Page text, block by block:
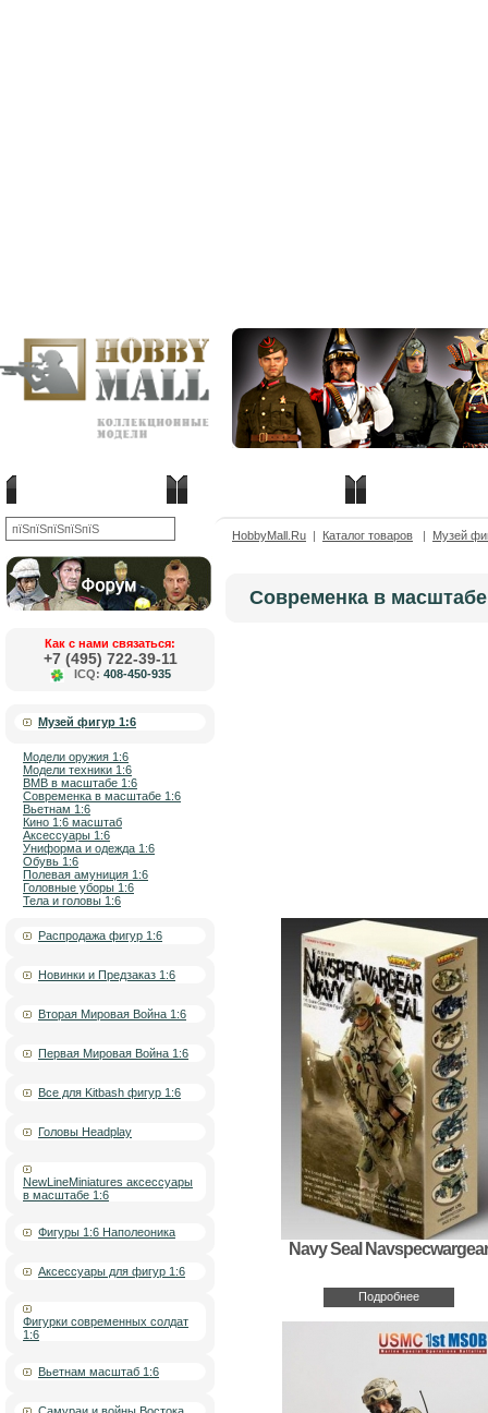
Как с нами связаться:
+7 (495) 722-39-11
ICQ: 408-450-935
Музей фигур 1:6
Модели оружия 1:6
Модели техники 1:6
ВМВ в масштабе 1:6
Современка в масштабе 1:6
Вьетнам 1:6
Кино 1:6 масштаб
Аксессуары 1:6
Униформа и одежда 1:6
Обувь 1:6
Полевая амуниция 1:6
Головные уборы 1:6
Тела и головы 1:6
Распродажа фигур 1:6
Новинки и Предзаказ 1:6
Вторая Мировая Война 1:6
Первая Мировая Война 1:6
Все для Kitbash фигур 1:6
Головы Headplay
NewLineMiniatures аксессуары
в масштабе 1:6
Фигуры 1:6 Наполеоника
Аксессуары для фигур 1:6
Фигурки современных солдат
1:6
Вьетнам масштаб 1:6
HobbyMall.Ru | Каталог товаров | Музей
Современка в
Navy Seal Navspecwargear
Подробнее